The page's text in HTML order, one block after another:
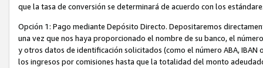
que la tasa de conversión se determinará de acuerdo con los
Opción 1: Pago mediante Depósito Directo. Depositaremos
una vez que nos haya proporcionado el nombre de su banco, el
y otros datos de identificación solicitados (como el número ABA,
los ingresos por comisiones hasta que la totalidad del monto